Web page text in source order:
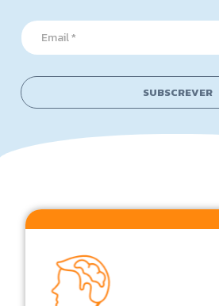
*
*
E
m
a
l
*
SUBSCREVER